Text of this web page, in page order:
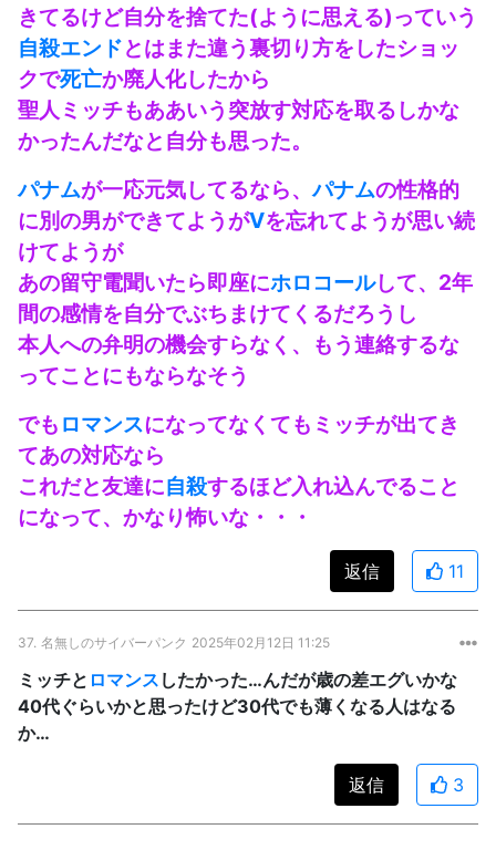
きてるけど自分を捨てた(ように思える)っていう
自殺エンドとはまた違う裏切り方をしたショッ
クで死亡か廃人化したから
聖人ミッチもああいう突放す対応を取るしかな
かったんだなと自分も思った。
パナムが一応元気してるなら、パナムの性格的
に別の男ができてようがVを忘れてようが思い続
けてようが
あの留守電聞いたら即座にホロコールして、2年
間の感情を自分でぶちまけてくるだろうし
本人への弁明の機会すらなく、もう連絡するな
ってことにもならなそう
でも ロマンスになってなくてもミッチが出てき
てあの対応なら
これだと友達に自殺するほど入れ込んでること
になって、かなり怖いな・・・
返信 11
37. 名無しのサイバーパンク 2025年02月12日 11:25
ミッチと ロマンス したかった…んだが歳の差エグいかな
40代ぐらいかと思ったけど30代でも薄くなる人はなる
か…
返信 3